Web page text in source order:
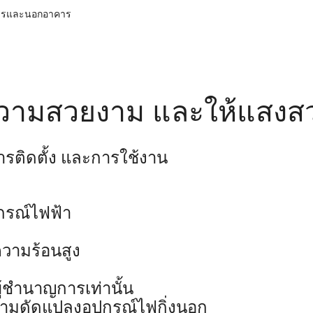
และนอกอาคาร
มสวยงาม และให้แสงส
ติดตั้ง และการใช้งาน
รณ์ไฟฟ้า
ามร้อนสูง
ำนาญการเท่านั้น
มดัดแปลงอุปกรณ์ไฟกิ่งนอก